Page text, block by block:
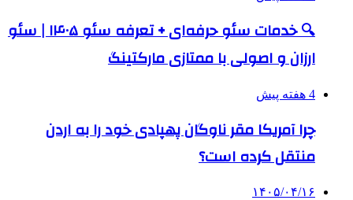
🔍 خدمات سئو حرفه‌ای + تعرفه سئو ۱۴۰۵ | سئو
ارزان و اصولی با ممتازی مارکتینگ
4 هفته پیش
چرا آمریکا مقر ناوگان پهپادی خود را به اردن
منتقل کرده است؟
۱۴۰۵/۰۴/۱۶